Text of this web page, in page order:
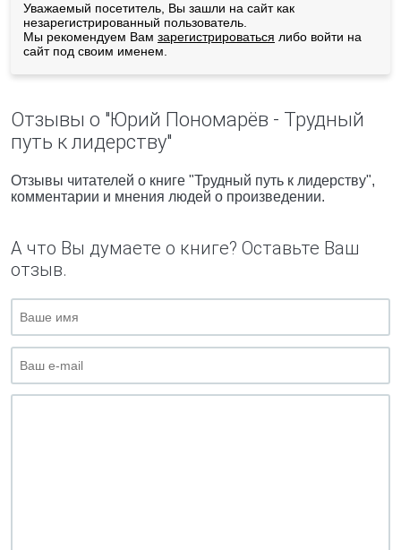
Уважаемый посетитель, Вы зашли на сайт как
незарегистрированный пользователь.
Мы рекомендуем Вам зарегистрироваться либо войти на
сайт под своим именем.
Отзывы о "Юрий Пономарёв - Трудный
путь к лидерству"
Отзывы читателей о книге "Трудный путь к лидерству",
комментарии и мнения людей о произведении.
А что Вы думаете о книге? Оставьте Ваш
отзыв.